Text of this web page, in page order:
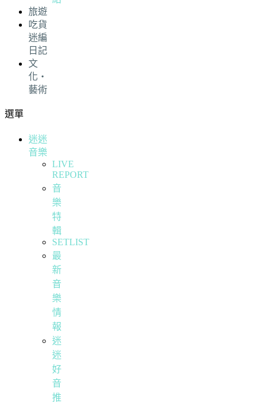
旅遊
吃貨
迷編
日記
文
化・
藝術
選單
迷迷
音樂
LIVE
REPORT
音
樂
特
輯
SETLIST
最
新
音
樂
情
報
迷
迷
好
音
推